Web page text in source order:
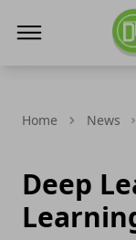
Home News
Deep